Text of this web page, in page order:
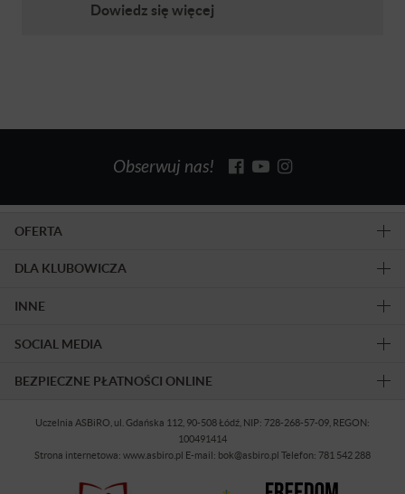
Dowiedz się więcej
Obserwuj nas!
OFERTA
DLA KLUBOWICZA
INNE
SOCIAL MEDIA
BEZPIECZNE PŁATNOŚCI ONLINE
Uczelnia ASBiRO, ul. Gdańska 112, 90-508 Łódź, NIP: 728-268-57-09, REGON:
100491414
Strona internetowa: www.asbiro.pl E-mail: bok@asbiro.pl Telefon: 781 542 288